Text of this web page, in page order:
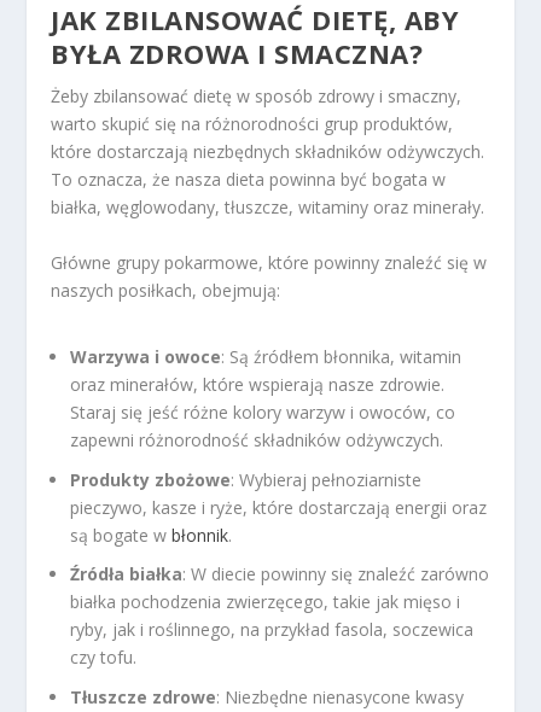
JAK ZBILANSOWAĆ DIETĘ, ABY
BYŁA ZDROWA I SMACZNA?
Żeby zbilansować dietę w sposób zdrowy i smaczny,
warto skupić się na różnorodności grup produktów,
które dostarczają niezbędnych składników odżywczych.
To oznacza, że nasza dieta powinna być bogata w
białka, węglowodany, tłuszcze, witaminy oraz minerały.
Główne grupy pokarmowe, które powinny znaleźć się w
naszych posiłkach, obejmują:
Warzywa i owoce: Są źródłem błonnika, witamin
oraz minerałów, które wspierają nasze zdrowie.
Staraj się jeść różne kolory warzyw i owoców, co
zapewni różnorodność składników odżywczych.
Produkty zbożowe: Wybieraj pełnoziarniste
pieczywo, kasze i ryże, które dostarczają energii oraz
są bogate wbłonnik.
Źródła białka: W diecie powinny się znaleźć zarówno
białka pochodzenia zwierzęcego, takie jak mięso i
ryby, jak i roślinnego, na przykład fasola, soczewica
czy tofu.
Tłuszcze zdrowe: Niezbędne nienasycone kwasy